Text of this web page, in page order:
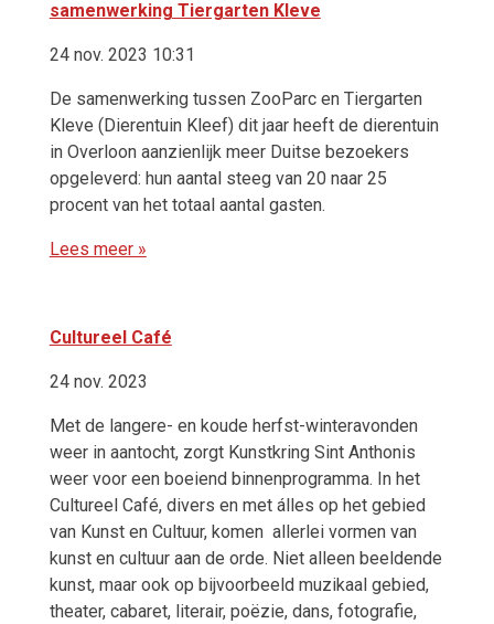
samenwerking Tiergarten Kleve
24 nov. 2023 10:31
De samenwerking tussen ZooParc en Tiergarten
Kleve (Dierentuin Kleef) dit jaar heeft de dierentuin
in Overloon aanzienlijk meer Duitse bezoekers
opgeleverd: hun aantal steeg van 20 naar 25
procent van het totaal aantal gasten.
Lees meer »
Cultureel Café
24 nov. 2023
Met de langere- en koude herfst-winteravonden
weer in aantocht, zorgt Kunstkring Sint Anthonis
weer voor een boeiend binnenprogramma. In het
Cultureel Café, divers en met álles op het gebied
van Kunst en Cultuur, komen allerlei vormen van
kunst en cultuur aan de orde. Niet alleen beeldende
kunst, maar ook op bijvoorbeeld muzikaal gebied,
theater, cabaret, literair, poëzie, dans, fotografie,